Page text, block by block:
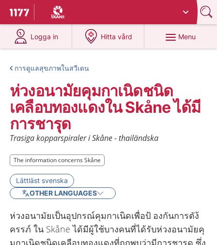
To start page for 1177
Du har valt region
Logga in
at 1177.se
Hitta vård
at 1177.se
Menu
การดูแลสุขภาพในสวีเดน
ห่วงอนามัยคุมกาเนิดชนิด
เคลือบทองแดงใน Skåne ได้มี
การชารุด
Trasiga kopparspiraler i Skåne - thailändska
The information concerns Skåne
The information concerns Skåne
Lättläst svenska
OTHER LANGUAGES
ห่วงอนามัยเป็นอุปกรณ์คุมกาเนิดเพื่อป้ องกันการตัง้
ครรภ์ ใน Skåne ได้มีผู้ใช้บางคนที่ได้รับห่วงอนามัยคุ
มกาเนิดชนิดเคลือบทองแดงที่ถูกพบว่ามีการชารุด ซึ่ง